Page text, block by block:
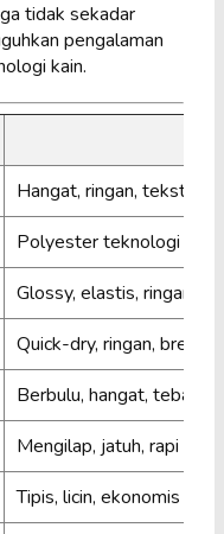
tidak sekadar
pengalaman
kain.
Hangat, ringan, tekstur
Polyester teknologi
Glossy, elastis, ringan
Quick-dry, ringan,
Berbulu, hangat, tebal
Mengilap, jatuh, rapi
Tipis, licin, ekonomis